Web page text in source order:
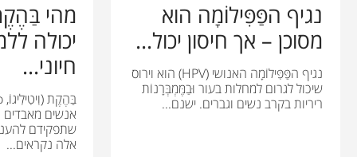
נגיף הפַּפִּילוֹמָה הוא
מסוכן – אך חיסון יכול...
נגיף הפַּפִּילוֹמָה האנושי (HPV) הוא וירוס
שיכול לגרום למחלות בעור וּבַמֶּמְבְּרָנוֹת
ריריות בקרב נשים וגברים. ישנם...
מהי
יכולה
חיוני...
אנשים מאבדים
שתפקידם
אלה נקראים...